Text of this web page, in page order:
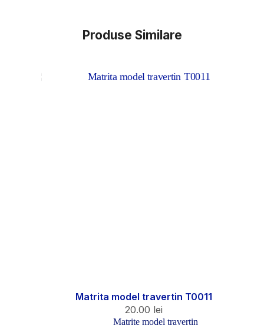
Produse Similare
Matrita model travertin T0011
20.00 lei
Matrite model travertin